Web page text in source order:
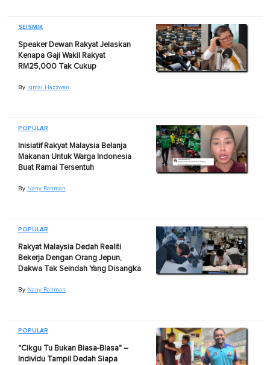
SEISMIK
Speaker Dewan Rakyat Jelaskan
Kenapa Gaji Wakil Rakyat
RM25,000 Tak Cukup
By Iqmal Hazzwan
POPULAR
Inisiatif Rakyat Malaysia Belanja
Makanan Untuk Warga Indonesia
Buat Ramai Tersentuh
By Nany Rahman
POPULAR
Rakyat Malaysia Dedah Realiti
Bekerja Dengan Orang Jepun,
Dakwa Tak Seindah Yang Disangka
By Nany Rahman
POPULAR
"Cikgu Tu Bukan Biasa-Biasa" –
Individu Tampil Dedah Siapa